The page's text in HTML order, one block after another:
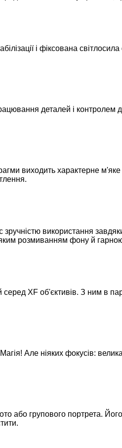
і фіксована
деталей і контролем
виходить характерне
використання
розмиванням фону й гарною
XF об'єктивів. З ним в
Але ніяких фокусів:
або групового портрета.